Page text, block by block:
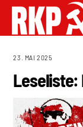
23. MAI 2025
Leseliste: